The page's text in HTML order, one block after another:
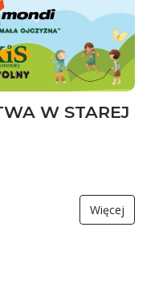
W STAREJ
Więcej